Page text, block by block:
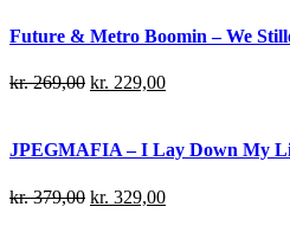
Future & Metro Boomin – We
kr.269,00 kr. 229,00
JPEGMAFIA – I Lay Down My
kr.379,00 kr. 329,00